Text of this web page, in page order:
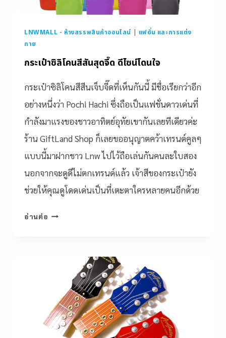
LNWMALL - ห้างสรรพสินค้าออนไลน์ | แฟชั่น และการแต่ง
กาย
กระเป๋าซิลิโคนสีสันสุดจี๊ด ดีไซน์โดนใจ
กระเป๋าซิลิโคนสีสีนเจ็บจี๊ดที่เห็นกันนี้ มีชื่อเรียกว่าอีก
อย่างหนึ่งว่า Pochi Hachi ซึ่งถือเป็นแฟชั่นดาวเด่นที่
กำลังมาแรงของชาวอาทิตย์อุทัยเขากันเลยทีเดียวค่ะ
ร้าน GiftLand Shop ก็เลยขออนุญาตคว้าเทรนด์คูลๆ
แบบนี้มาฝากชาว Lnw ไปไว้ถือเล่นกันคนละใบสอง
นอกจากจะดูดีไม่ตกเทรนด์แล้ว เจ้าสีของกระเป๋ายัง
ช่วยให้คุณดูโดดเด่นเป็นที่เตะตาใครหลายคนอีกด้วย
อ่านต่อ